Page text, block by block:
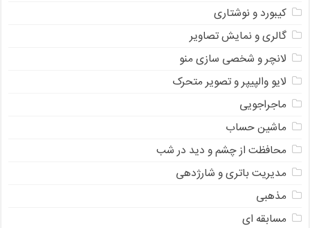
کیبورد و نوشتاری
گالری و نمایش تصاویر
لانچر و شخصی سازی منو
لایو والپیپر و تصویر متحرک
ماجراجویی
ماشین حساب
محافظت از چشم و دید در شب
مدیریت باتری و شارژدهی
مذهبی
مسابقه ای